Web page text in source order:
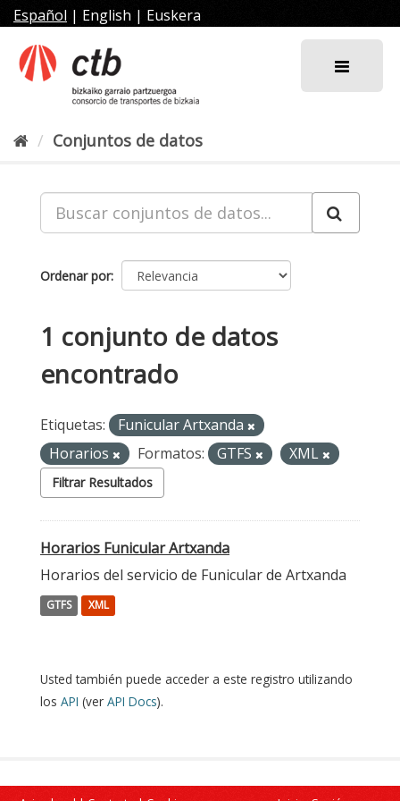
al
contenido
Español | English | Euskera
Conjuntos de datos
Ordenar por
1 conjunto de datos
encontrado
Etiquetas:
Funicular Artxanda
Horarios
Formatos: GTFS XML
Filtrar Resultados
Horarios Funicular Artxanda
Horarios del servicio de Funicular de Artxanda
GTFS XML
Usted también puede acceder a este registro utilizando
los API (ver API Docs).